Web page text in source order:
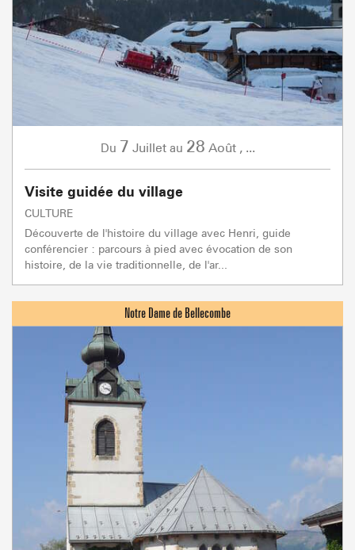
Du 7 Juillet au 28 Août, ...
Visite guidée du village
CULTURE
Découverte de l'histoire du village avec Henri, guide
conférencier : parcours à pied avec évocation de son
histoire, de la vie traditionnelle, de l'ar...